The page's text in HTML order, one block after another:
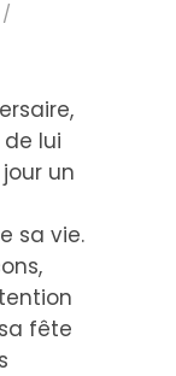
lui
un
sa vie.
fête